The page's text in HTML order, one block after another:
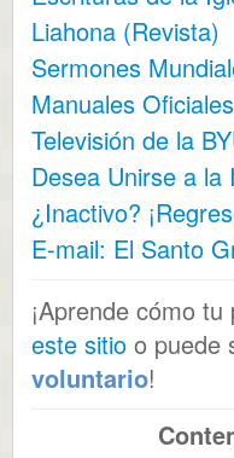
Liahona (Revista)
Sermones
Manuales Oficiales
Televisión de la
Desea Unirse a la
¿Inactivo?
E-mail: El Santo
¡Aprende cómo tu
este sitio o puede
voluntario!